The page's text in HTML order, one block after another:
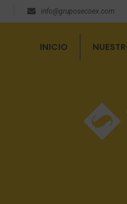
info@gruposecoex.com
INICIO